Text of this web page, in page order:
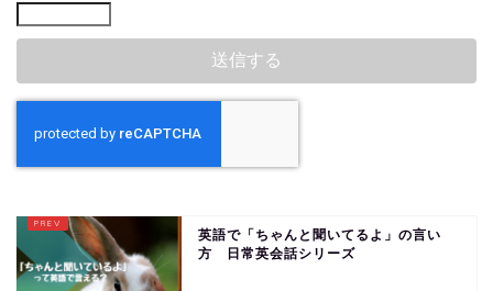
英語で「ちゃんと聞いてるよ」の言い
方 日常英会話シリーズ